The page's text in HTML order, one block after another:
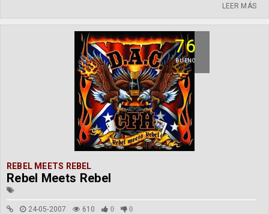
LEER MÁS
76
BUENO
REBEL MEETS REBEL
Rebel Meets Rebel
24-05-2007 610 0 0